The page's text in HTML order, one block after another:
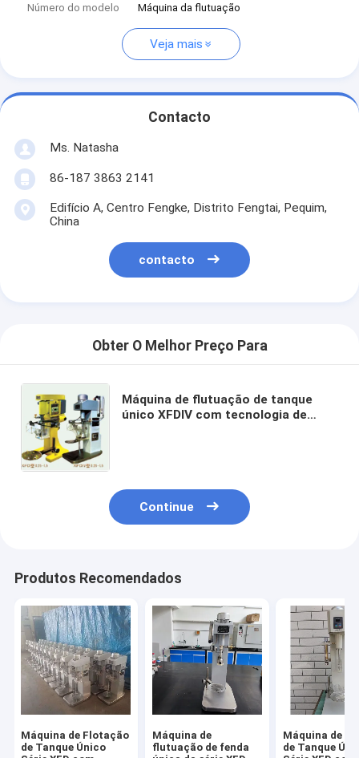
Número do modelo
Máquina da flutuação
Veja mais
Contacto
Ms. Natasha
86-187 3863 2141
Edifício A, Centro Fengke, Distrito Fengtai, Pequim,
China
contacto
Obter O Melhor Preço Para
Máquina de flutuação de tanque
único XFDIV com tecnologia de
Continue
Produtos Recomendados
Máquina de Flotação
de Tanque Único
Máquina de
flutuação de fenda
Máquina de
de Tanque